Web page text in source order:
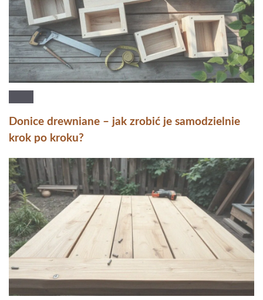
Donice drewniane – jak zrobić je samodzielnie
krok po kroku?